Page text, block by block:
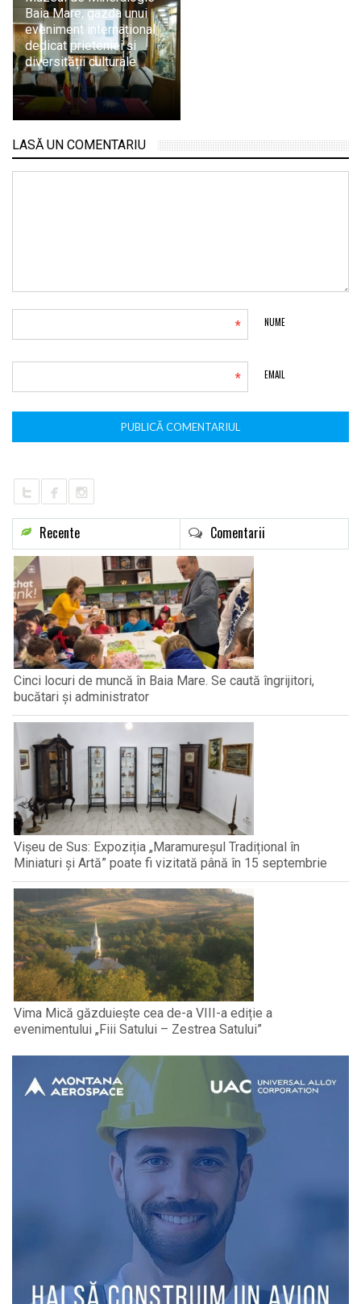
Baia Mare, gazda unui
eveniment internațional
dedicat prieteniei și
diversității culturale
LASĂ UN COMENTARIU
NUME
*
EMAIL
*
Recente Comentarii
Cinci locuri de muncă în Baia Mare. Se caută îngrijitori,
bucătari și administrator
Vișeu de Sus: Expoziția „Maramureșul Tradițional în
Miniaturi și Artă” poate fi vizitată până în 15 septembrie
Vima Mică găzduiește cea de-a VIII-a ediție a
evenimentului „Fiii Satului – Zestrea Satului”